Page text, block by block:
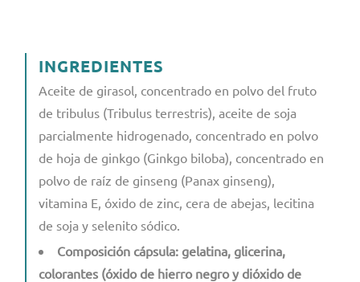
INGREDIENTES
Aceite de girasol, concentrado en polvo del fruto
de tribulus (Tribulus terrestris), aceite de soja
parcialmente hidrogenado, concentrado en polvo
de hoja de ginkgo (Ginkgo biloba), concentrado en
polvo de raíz de ginseng (Panax ginseng),
vitamina E, óxido de zinc, cera de abejas, lecitina
de soja y selenito sódico.
Composición cápsula: gelatina, glicerina,
colorantes (óxido de hierro negro y dióxido de